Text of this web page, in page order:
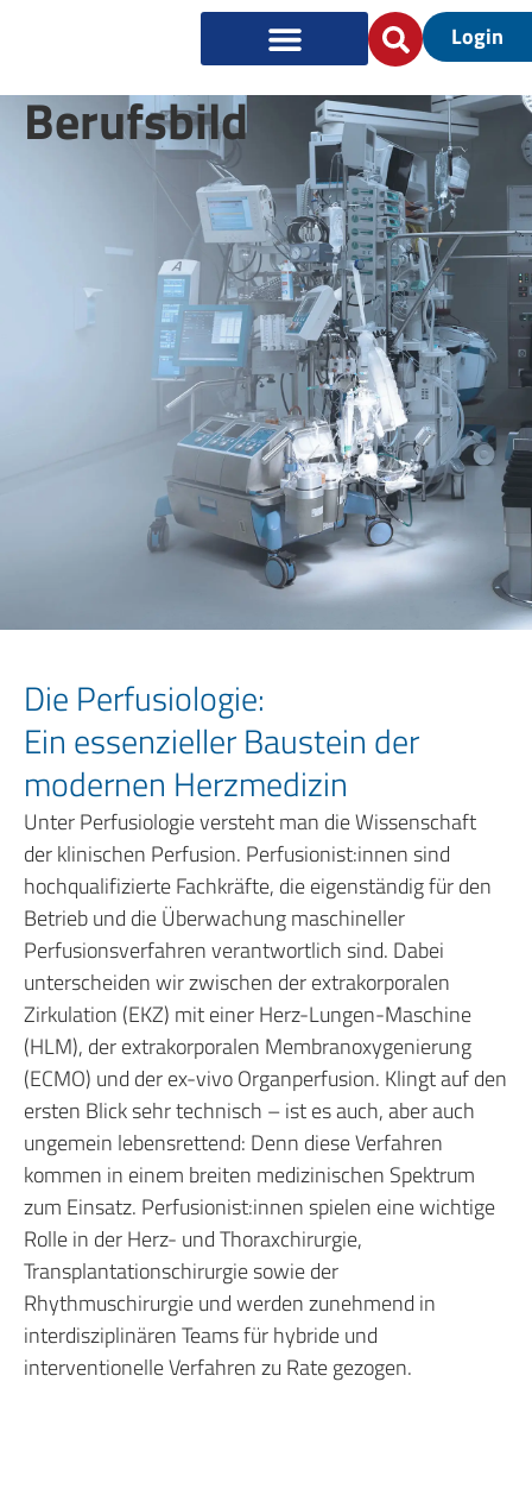
Login
Berufs­bild
Die Perfusiologie:
Ein essenzieller Baustein der
modernen Herzmedizin
Unter Perfusiologie versteht man die Wissenschaft
der klinischen Perfusion. Perfusionist:innen sind
hochqualifizierte Fachkräfte, die eigenständig für den
Betrieb und die Überwachung maschineller
Perfusionsverfahren verantwortlich sind. Dabei
unterscheiden wir zwischen der extrakorporalen
Zirkulation (EKZ) mit einer Herz-Lungen-Maschine
(HLM), der extrakorporalen Membranoxygenierung
(ECMO) und der ex-vivo Organperfusion. Klingt auf den
ersten Blick sehr technisch – ist es auch, aber auch
ungemein lebensrettend: Denn diese Verfahren
kommen in einem breiten medizinischen Spektrum
zum Einsatz. Perfusionist:innen spielen eine wichtige
Rolle in der Herz- und Thoraxchirurgie,
Transplantationschirurgie sowie der
Rhythmuschirurgie und werden zunehmend in
interdisziplinären Teams für hybride und
interventionelle Verfahren zu Rate gezogen.